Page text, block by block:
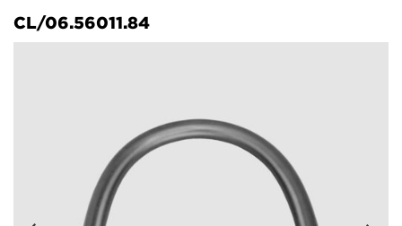
CL/06.56011.84